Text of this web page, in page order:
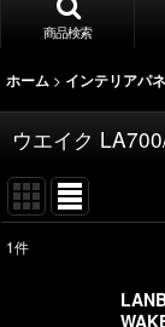
商品検索
ホーム > インテリアパ
ウエイク
1件